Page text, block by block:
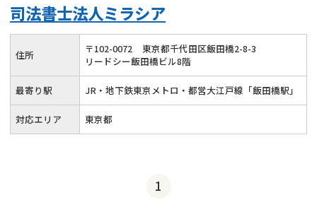
司法書士法人ミラシア
住所 〒102-0072
東京都千代田区飯田橋2-8-3
リードシー飯田橋ビル8階
最寄り駅 JR・地下鉄東京メトロ・都営大江戸線「飯田橋駅」
対応エリア 東京都
1